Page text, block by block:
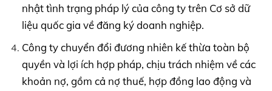
nhật tình trạng pháp lý của công ty trên Cơ sở dữ
liệu quốc gia về đăng ký doanh nghiệp.
Công ty chuyển đổi đương nhiên kế thừa toàn bộ
quyền và lợi ích hợp pháp, chịu trách nhiệm về các
khoản nợ, gồm cả nợ thuế, hợp đồng lao động và